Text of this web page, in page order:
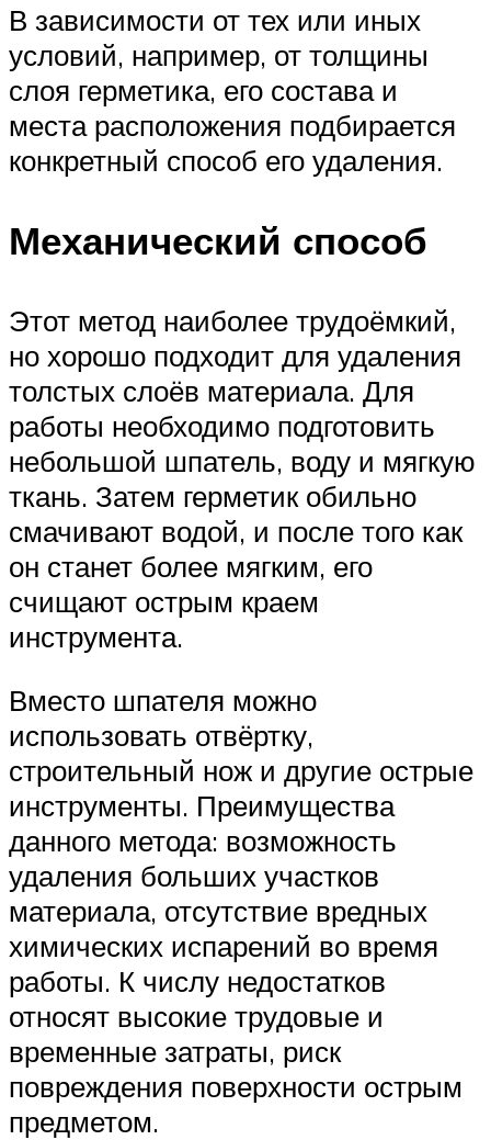
В зависимости от тех или иных
условий, например, от толщины
слоя герметика, его состава и
места расположения подбирается
конкретный способ его удаления.
Механический способ
Этот метод наиболее трудоёмкий,
но хорошо подходит для удаления
толстых слоёв материала. Для
работы необходимо подготовить
небольшой шпатель, воду и мягкую
ткань. Затем герметик обильно
смачивают водой, и после того как
он станет более мягким, его
счищают острым краем
инструмента.
Вместо шпателя можно
использовать отвёртку,
строительный нож и другие острые
инструменты. Преимущества
данного метода: возможность
удаления больших участков
материала, отсутствие вредных
химических испарений во время
работы. К числу недостатков
относят высокие трудовые и
временные затраты, риск
повреждения поверхности острым
предметом.